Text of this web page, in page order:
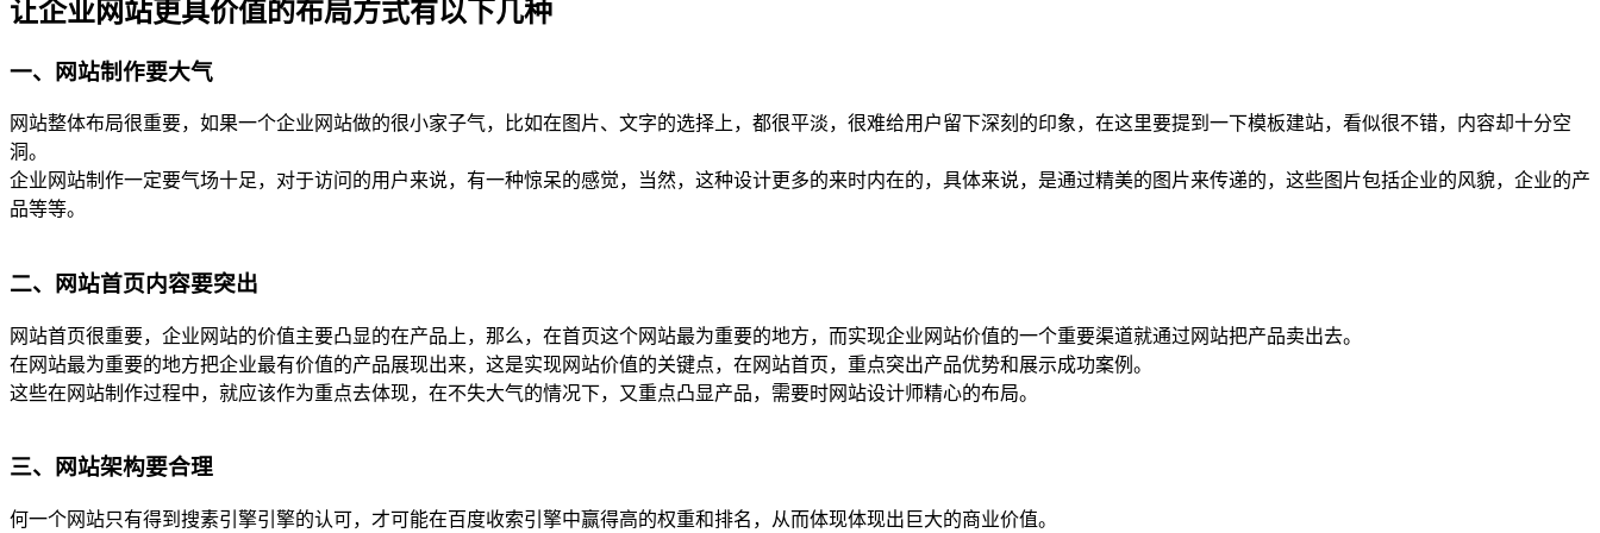
让企业网站更具价值的布局方式有以下几种
一、网站制作要大气
网站整体布局很重要，如果一个企业网站做的很小家子气，比如在图片、文字的选择上，都很平淡，很难给用户留下深刻的印象，在这里要提到一下模板建站，看似很不错，内容却十分空
洞。
企业网站制作一定要气场十足，对于访问的用户来说，有一种惊呆的感觉，当然，这种设计更多的来时内在的，具体来说，是通过精美的图片来传递的，这些图片包括企业的风貌，企业的产
品等等。
二、网站首页内容要突出
网站首页很重要，企业网站的价值主要凸显的在产品上，那么，在首页这个网站最为重要的地方，而实现企业网站价值的一个重要渠道就通过网站把产品卖出去。
在网站最为重要的地方把企业最有价值的产品展现出来，这是实现网站价值的关键点，在网站首页，重点突出产品优势和展示成功案例。
这些在网站制作过程中，就应该作为重点去体现，在不失大气的情况下，又重点凸显产品，需要时网站设计师精心的布局。
三、网站架构要合理
何一个网站只有得到搜素引擎引擎的认可，才可能在百度收索引擎中赢得高的权重和排名，从而体现体现出巨大的商业价值。